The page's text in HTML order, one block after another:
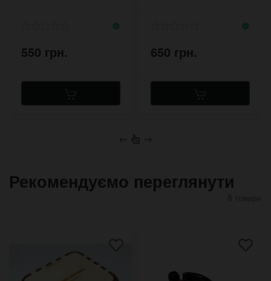
550 грн. 650 грн.
← →
Рекомендуємо переглянути